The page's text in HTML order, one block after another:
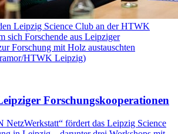
Leipzig Science Club an der HTWK
sich Forschende aus Leipziger
Forschung mit Holz austauschten
HTWK Leipzig)
Forschungskooperationen
NetzWerkstatt“ fördert das Leipzig Science